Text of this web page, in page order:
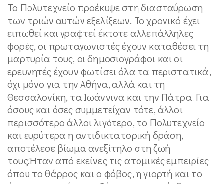
Το Πολυτεχνείο προέκυψε στη διασταύρωση
των τριών αυτών εξελίξεων. Το χρονικό έχει
ειπωθεί και γραφτεί έκτοτε αλλεπάλληλες
φορές, οι πρωταγωνιστές έχουν καταθέσει τη
μαρτυρία τους, οι δημοσιογράφοι και οι
ερευνητές έχουν φωτίσει όλα τα περιστατικά,
όχι μόνο για την Αθήνα, αλλά και τη
Θεσσαλονίκη, τα Ιωάννινα και την Πάτρα. Για
όσους και όσες συμμετείχαν τότε, άλλοι
περισσότερο άλλοι λιγότερο, το Πολυτεχνείο
και ευρύτερα η αντιδικτατορική δράση,
αποτέλεσε βίωμα ανεξίτηλο στη ζωή
τους.Ήταν από εκείνες τις ατομικές εμπειρίες
όπου το θάρρος και ο φόβος, η γιορτή και το